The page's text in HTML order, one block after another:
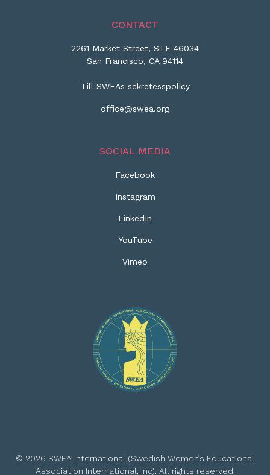
CONTACT
2261 Market Street, STE 46034
San Francisco, CA 94114
Till SWEAs sekretesspolicy
office@swea.org
SOCIAL MEDIA
Facebook
Instagram
LinkedIn
YouTube
Vimeo
© 2026 SWEA International (Swedish Women’s Educational
Association International, Inc). All rights reserved.